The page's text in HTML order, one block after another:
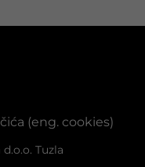
(eng. cookies)
Tuzla